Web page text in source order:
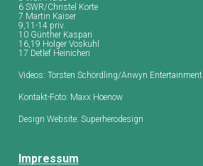
6 SWR/Christel Korte
7 Martin Kaiser
9,11-14 priv.
10 Günther Kaspari
16,19 Holger Voskuhl
17 Detlef Heinichen
Videos: Torsten Schördling/Anwyn Entertainment
Kontakt-Foto: Maxx Hoenow
Design Website: Superherodesign
Impressum